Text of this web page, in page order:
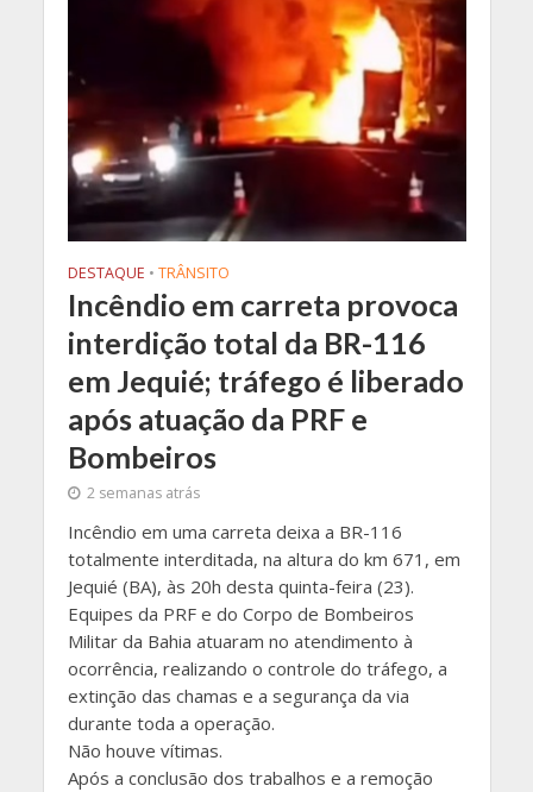
DESTAQUE • TRÂNSITO
Incêndio em carreta provoca
interdição total da BR-116
em Jequié; tráfego é liberado
após atuação da PRF e
Bombeiros
2 semanas atrás
Incêndio em uma carreta deixa a BR-116
totalmente interditada, na altura do km 671, em
Jequié (BA), às 20h desta quinta-feira (23).
Equipes da PRF e do Corpo de Bombeiros
Militar da Bahia atuaram no atendimento à
ocorrência, realizando o controle do tráfego, a
extinção das chamas e a segurança da via
durante toda a operação.
Não houve vítimas.
Após a conclusão dos trabalhos e a remoção